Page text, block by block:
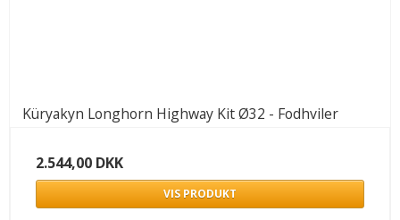
Küryakyn Longhorn Highway Kit Ø32 - Fodhviler
2.544,00 DKK
VIS PRODUKT